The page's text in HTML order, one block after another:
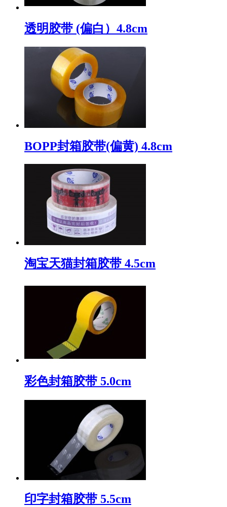
透明胶带 (偏白）4.8cm
BOPP封箱胶带(偏黄) 4.8cm
淘宝天猫封箱胶带 4.5cm
彩色封箱胶带 5.0cm
印字封箱胶带 5.5cm